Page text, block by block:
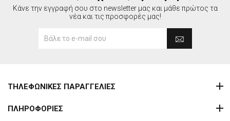
Κάνε την εγγραφή σου στο newsletter μας και μάθε πρώτος τα
νέα και τις προσφορές μας!
ΤΗΛΕΦΩΝΙΚΕΣ ΠΑΡΑΓΓΕΛΙΕΣ
ΠΛΗΡΟΦΟΡΙΕΣ